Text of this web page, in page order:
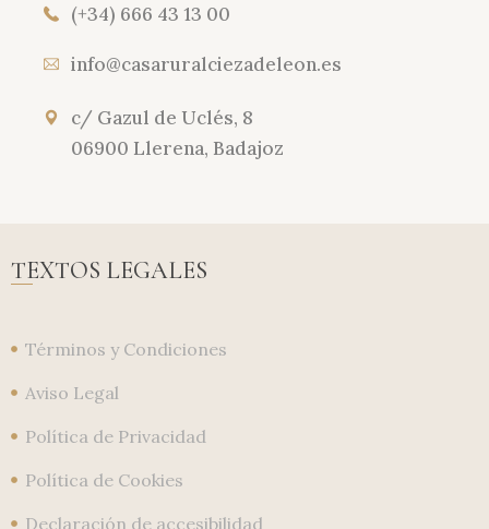
(+34) 666 43 13 00
info@casaruralciezadeleon.es
c/ Gazul de Uclés, 8
06900 Llerena, Badajoz
TEXTOS LEGALES
Términos y Condiciones
Aviso Legal
Política de Privacidad
Política de Cookies
Declaración de accesibilidad